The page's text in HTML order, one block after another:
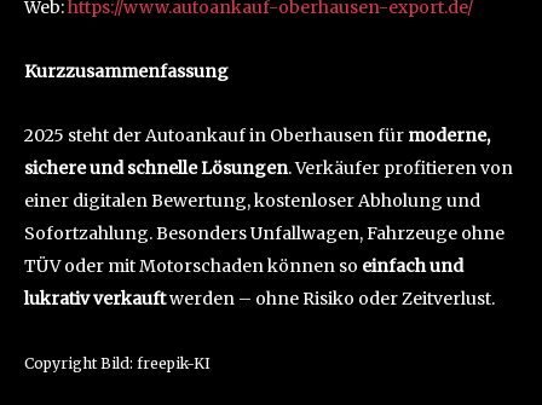
Web:https://www.autoankauf-oberhausen-export.de/
Kurzzusammenfassung
2025 steht der Autoankauf in Oberhausen für moderne,
sichere und schnelle Lösungen. Verkäufer profitieren von
einer digitalen Bewertung, kostenloser Abholung und
Sofortzahlung. Besonders Unfallwagen, Fahrzeuge ohne
TÜV oder mit Motorschaden können so einfach und
lukrativ verkauftwerden – ohne Risiko oder Zeitverlust.
Copyright Bild: freepik-KI